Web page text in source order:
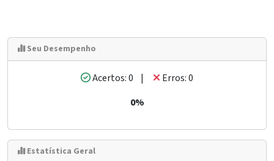
Seu Desempenho
Acertos: 0 |
Erros: 0
0%
Estatística Geral